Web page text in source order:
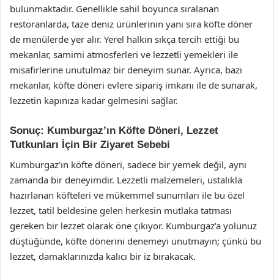
bulunmaktadır. Genellikle sahil boyunca sıralanan
restoranlarda, taze deniz ürünlerinin yanı sıra köfte döner
de menülerde yer alır. Yerel halkın sıkça tercih ettiği bu
mekanlar, samimi atmosferleri ve lezzetli yemekleri ile
misafirlerine unutulmaz bir deneyim sunar. Ayrıca, bazı
mekanlar, köfte döneri evlere sipariş imkanı ile de sunarak,
lezzetin kapınıza kadar gelmesini sağlar.
Sonuç: Kumburgaz’ın Köfte Döneri, Lezzet
Tutkunları İçin Bir Ziyaret Sebebi
Kumburgaz’ın köfte döneri, sadece bir yemek değil, aynı
zamanda bir deneyimdir. Lezzetli malzemeleri, ustalıkla
hazırlanan köfteleri ve mükemmel sunumları ile bu özel
lezzet, tatil beldesine gelen herkesin mutlaka tatması
gereken bir lezzet olarak öne çıkıyor. Kumburgaz’a yolunuz
düştüğünde, köfte dönerini denemeyi unutmayın; çünkü bu
lezzet, damaklarınızda kalıcı bir iz bırakacak.